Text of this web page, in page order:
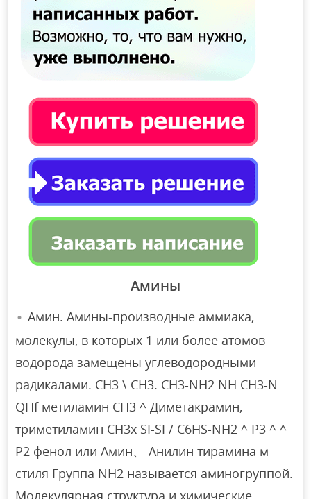
Амины
Амин. Амины-производные аммиака,
молекулы, в которых 1 или более атомов
водорода замещены углеводородными
радикалами. СН3 \ СН3. CH3-NH2 NH CH3-N
QHf метиламин СН3 ^ Диметакрамин,
триметиламин CH3x SI-SI / C6HS-NH2 ^ P3 ^ ^
P2 фенол или Амин、 Анилин тирамина м-
стиля Группа NH2 называется аминогруппой.